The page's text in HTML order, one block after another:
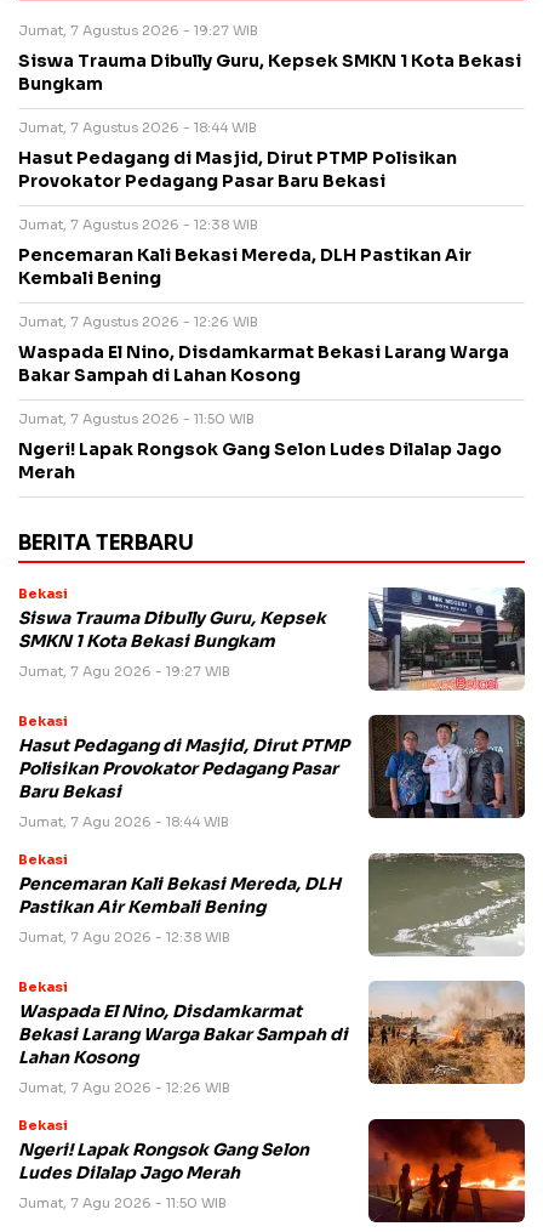
Jumat, 7 Agustus 2026 - 19:27 WIB
Siswa Trauma Dibully Guru, Kepsek SMKN 1 Kota Bekasi
Bungkam
Jumat, 7 Agustus 2026 - 18:44 WIB
Hasut Pedagang di Masjid, Dirut PTMP Polisikan
Provokator Pedagang Pasar Baru Bekasi
Jumat, 7 Agustus 2026 - 12:38 WIB
Pencemaran Kali Bekasi Mereda, DLH Pastikan Air
Kembali Bening
Jumat, 7 Agustus 2026 - 12:26 WIB
Waspada El Nino, Disdamkarmat Bekasi Larang Warga
Bakar Sampah di Lahan Kosong
Jumat, 7 Agustus 2026 - 11:50 WIB
Ngeri! Lapak Rongsok Gang Selon Ludes Dilalap Jago
Merah
BERITA TERBARU
Bekasi
Siswa Trauma Dibully Guru, Kepsek
SMKN 1 Kota Bekasi Bungkam
Jumat, 7 Agu 2026 - 19:27 WIB
Bekasi
Hasut Pedagang di Masjid, Dirut PTMP
Polisikan Provokator Pedagang Pasar
Baru Bekasi
Jumat, 7 Agu 2026 - 18:44 WIB
Bekasi
Pencemaran Kali Bekasi Mereda, DLH
Pastikan Air Kembali Bening
Jumat, 7 Agu 2026 - 12:38 WIB
Bekasi
Waspada El Nino, Disdamkarmat
Bekasi Larang Warga Bakar Sampah di
Lahan Kosong
Jumat, 7 Agu 2026 - 12:26 WIB
Bekasi
Ngeri! Lapak Rongsok Gang Selon
Ludes Dilalap Jago Merah
Jumat, 7 Agu 2026 - 11:50 WIB